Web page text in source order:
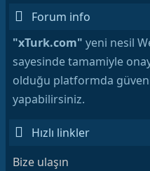
Forum info
"xTurk.com" yeni nesil
sayesinde tamamiyle
olduğu platformda
yapabilirsiniz.
Hızlı linkler
Bize ulaşın